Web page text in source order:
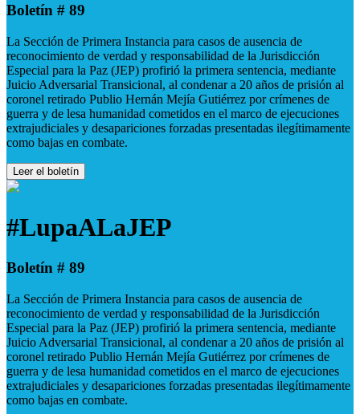
Boletín # 89
La Sección de Primera Instancia para casos de ausencia de
reconocimiento de verdad y responsabilidad de la Jurisdicción
Especial para la Paz (JEP) profirió la primera sentencia, mediante
Juicio Adversarial Transicional, al condenar a 20 años de prisión al
coronel retirado Publio Hernán Mejía Gutiérrez por crímenes de
guerra y de lesa humanidad cometidos en el marco de ejecuciones
extrajudiciales y desapariciones forzadas presentadas ilegítimamente
como bajas en combate.
Leer el boletín
#LupaALaJEP
Boletín # 89
La Sección de Primera Instancia para casos de ausencia de
reconocimiento de verdad y responsabilidad de la Jurisdicción
Especial para la Paz (JEP) profirió la primera sentencia, mediante
Juicio Adversarial Transicional, al condenar a 20 años de prisión al
coronel retirado Publio Hernán Mejía Gutiérrez por crímenes de
guerra y de lesa humanidad cometidos en el marco de ejecuciones
extrajudiciales y desapariciones forzadas presentadas ilegítimamente
como bajas en combate.